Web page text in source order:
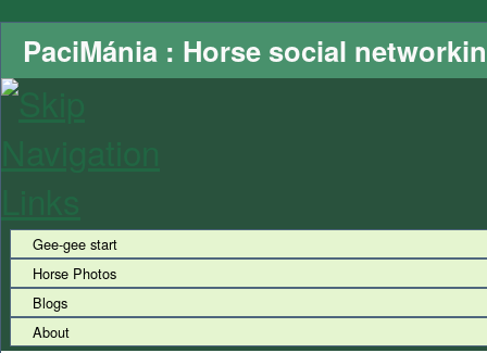
PaciMánia : Horse social
Gee-gee start
Horse Photos
Blogs
About